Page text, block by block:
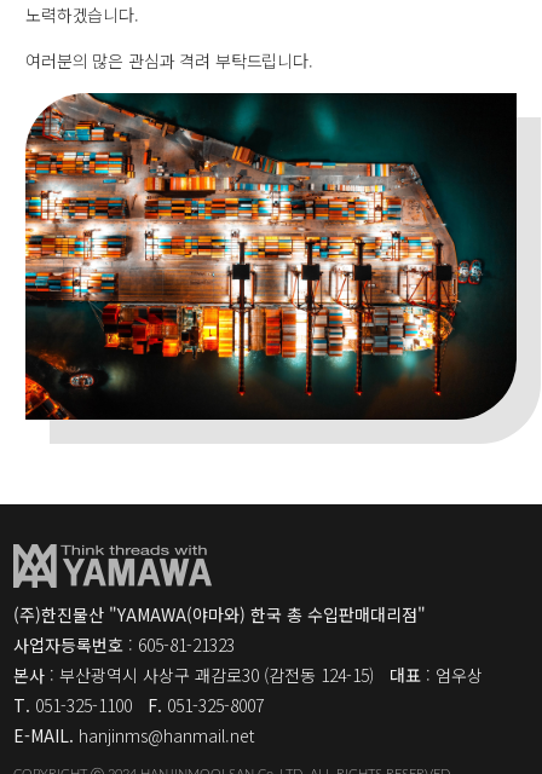
노력하겠습니다.
여러분의 많은 관심과 격려 부탁드립니다.
(주)한진물산 "YAMAWA(야마와) 한국 총 수입판매대리점"
사업자등록번호: 605-81-21323
본사: 부산광역시 사상구 괘감로30 (감전동 124-15) 대표: 엄우상
T. 051-325-1100 F. 051-325-8007
E-MAIL. hanjinms@hanmail.net